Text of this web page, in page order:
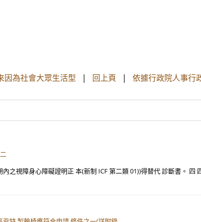
因為社會大眾生活型 | 回上頁 | 依據行政院人事行
之視障身心障礙證明正 本(新制 ICF 第二類 01))得替代 診斷書。